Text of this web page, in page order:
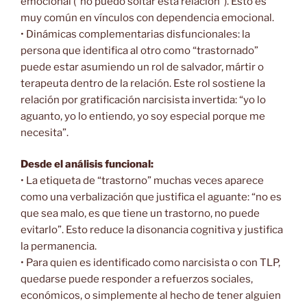
muy común en vínculos con dependencia emocional.
• Dinámicas complementarias disfuncionales: la
persona que identifica al otro como “trastornado”
puede estar asumiendo un rol de salvador, mártir o
terapeuta dentro de la relación. Este rol sostiene la
relación por gratificación narcisista invertida: “yo lo
aguanto, yo lo entiendo, yo soy especial porque me
necesita”.
Desde el análisis funcional:
• La etiqueta de “trastorno” muchas veces aparece
como una verbalización que justifica el aguante: “no es
que sea malo, es que tiene un trastorno, no puede
evitarlo”. Esto reduce la disonancia cognitiva y justifica
la permanencia.
• Para quien es identificado como narcisista o con TLP,
quedarse puede responder a refuerzos sociales,
económicos, o simplemente al hecho de tener alguien